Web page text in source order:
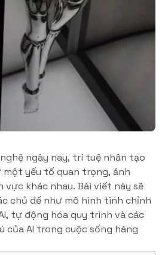
ngày nay, trí tuệ nhân tạo
một yếu tố quan trọng, ảnh
vực khác nhau. Bài viết này sẽ
chủ đề như mô hình tinh chỉnh
tự động hóa quy trình và các
của AI trong cuộc sống hàng